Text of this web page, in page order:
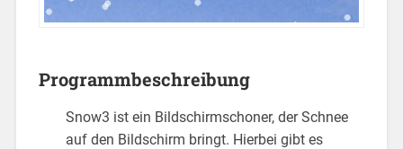
Programmbeschreibung
Snow3 ist ein Bildschirmschoner, der Schnee
auf den Bildschirm bringt. Hierbei gibt es